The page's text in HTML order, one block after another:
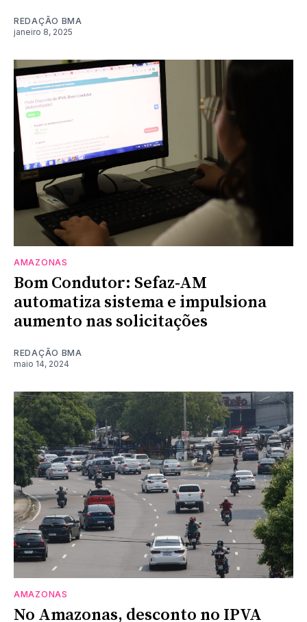
REDAÇÃO BMA
janeiro 8, 2025
AMAZONAS
Bom Condutor: Sefaz-AM
automatiza sistema e impulsiona
aumento nas solicitações
REDAÇÃO BMA
maio 14, 2024
AMAZONAS
No Amazonas, desconto no IPVA